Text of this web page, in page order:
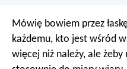
Mówię bowiem przez
każdemu, kto jest wśród
więcej niż należy, ale żeby